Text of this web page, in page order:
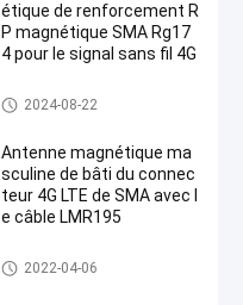
étique de renforcement R
P magnétique SMA Rg17
4 pour le signal sans fil 4G
antenne basse magnétique
2024-08-22
Antenne magnétique ma
sculine de bâti du connec
teur 4G LTE de SMA avec l
e câble LMR195
antenne basse magnétique
2022-04-06